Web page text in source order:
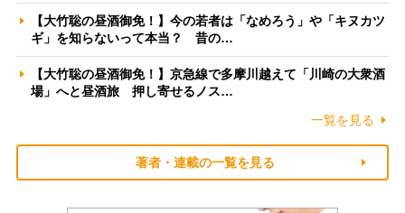
【大竹聡の昼酒御免！】今の若者は「なめろう」や「キヌカツ
ギ」を知らないって本当？ 昔の…
【大竹聡の昼酒御免！】京急線で多摩川越えて「川崎の大衆酒
場」へと昼酒旅 押し寄せるノス…
一覧を見る
著者・連載の一覧を見る